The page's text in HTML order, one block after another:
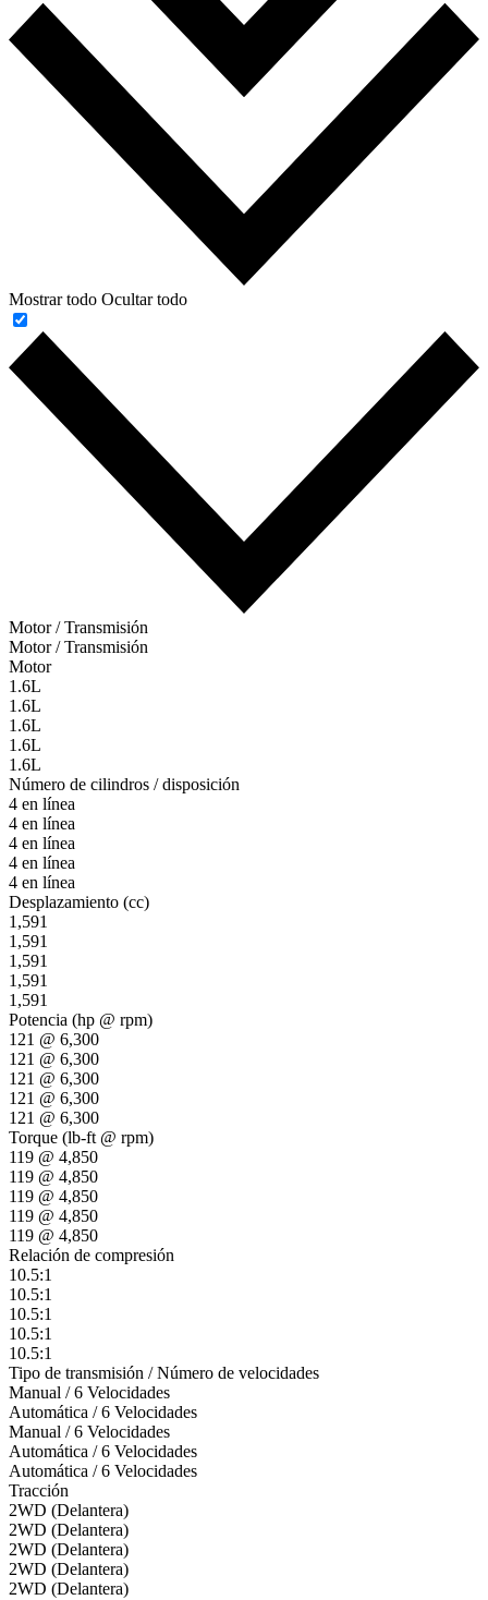
Mostrar todo Ocultar todo
Motor / Transmisión
Motor / Transmisión
Motor
1.6L
1.6L
1.6L
1.6L
1.6L
Número de cilindros / disposición
4 en línea
4 en línea
4 en línea
4 en línea
4 en línea
Desplazamiento (cc)
1,591
1,591
1,591
1,591
1,591
Potencia (hp @ rpm)
121 @ 6,300
121 @ 6,300
121 @ 6,300
121 @ 6,300
121 @ 6,300
Torque (lb-ft @ rpm)
119 @ 4,850
119 @ 4,850
119 @ 4,850
119 @ 4,850
119 @ 4,850
Relación de compresión
10.5:1
10.5:1
10.5:1
10.5:1
10.5:1
Tipo de transmisión / Número de velocidades
Manual / 6 Velocidades
Automática / 6 Velocidades
Manual / 6 Velocidades
Automática / 6 Velocidades
Automática / 6 Velocidades
Tracción
2WD (Delantera)
2WD (Delantera)
2WD (Delantera)
2WD (Delantera)
2WD (Delantera)